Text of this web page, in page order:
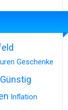
Geschenke
Günstig
Inflation